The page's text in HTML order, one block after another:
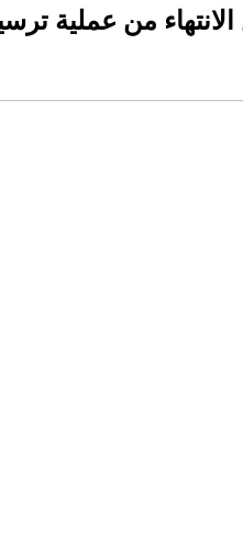
الانتهاء من عملية